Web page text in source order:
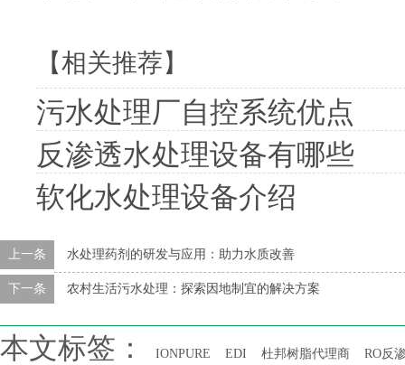
【相关推荐】
污水处理厂自控系统优点
反渗透水处理设备有哪些
软化水处理设备介绍
上一条 水处理药剂的研发与应用：助力水质改善
下一条 农村生活污水处理：探索因地制宜的解决方案
本文标签： IONPURE EDI 杜邦树脂代理商 RO反